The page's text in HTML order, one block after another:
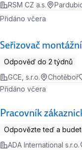
RSM CZ a.s.
Seřizovač
Přidáno včera
Odpověď do 2 týdnů
GCE, s.r.o.
Chotěboř
Pracovník
Přidáno včera
Odpovězte teď a
ADA International s.r.o.